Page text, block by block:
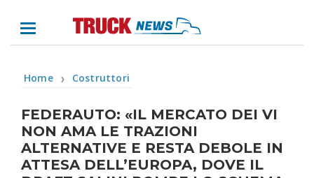
Home ❯ Costruttori
FEDERAUTO: «IL MERCATO DEI VI
NON AMA LE TRAZIONI
ALTERNATIVE E RESTA DEBOLE IN
ATTESA DELL’EUROPA, DOVE IL